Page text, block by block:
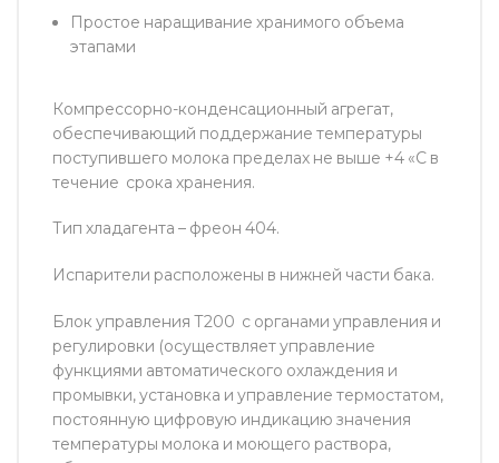
Простое наращивание хранимого объема
этапами
Компрессорно-конденсационный агрегат,
обеспечивающий поддержание температуры
поступившего молока пределах не выше +4 «С в
течение срока хранения.
Тип хладагента – фреон 404.
Испарители расположены в нижней части бака.
Блок управления Т200 с органами управления и
регулировки (осуществляет управление
функциями автоматического охлаждения и
промывки, установка и управление термостатом,
постоянную цифровую индикацию значения
температуры молока и моющего раствора,